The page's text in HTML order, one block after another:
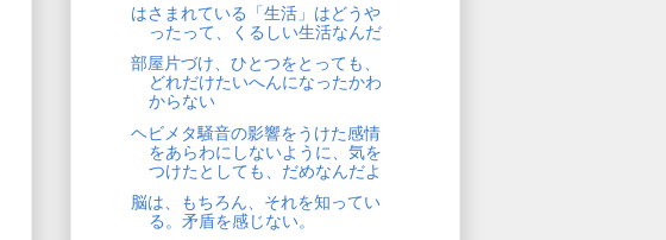
はさまれている「生活」はどうや
ったって、くるしい生活なんだ
部屋片づけ、ひとつをとっても、
どれだけたいへんになったかわ
からない
ヘビメタ騒音の影響をうけた感情
をあらわにしないように、気を
つけたとしても、だめなんだよ
脳は、もちろん、それを知ってい
る。矛盾を感じない。